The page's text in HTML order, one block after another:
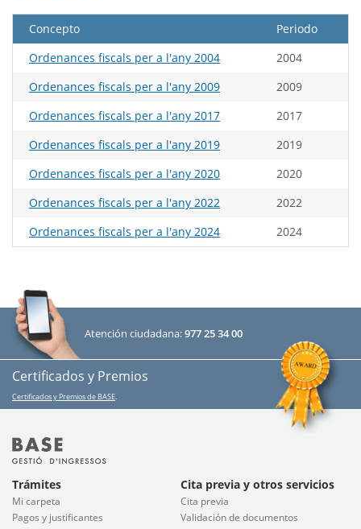
Concepto
Periodo
Ordenances fiscals per a l'any 2004
2004
Ordenances fiscals per a l'any 2009
2009
Ordenances fiscals per a l'any 2017
2017
Ordenances fiscals per a l'any 2019
2019
Ordenances fiscals per a l'any 2020
2020
Ordenances fiscals per a l'any 2022
2022
Ordenances fiscals per a l'any 2024
2024
Atención ciudadana:977 25 34 00
Certificados y Premios
Certificados y Premios de BASE
Trámites
Mi carpeta
Pagos y justificantes
Cita previa y otros servicios
Cita previa
Validación de documentos